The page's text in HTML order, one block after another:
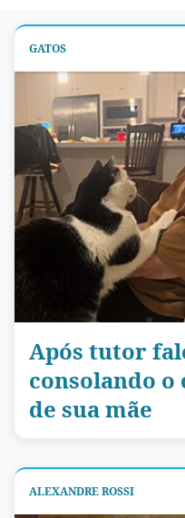
GATOS
Após tutor
consolando
de sua mãe
ALEXANDRE ROSSI